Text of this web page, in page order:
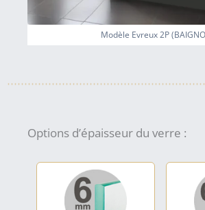
Modèle Evreux 2P
Options d’épaisseur du verre :